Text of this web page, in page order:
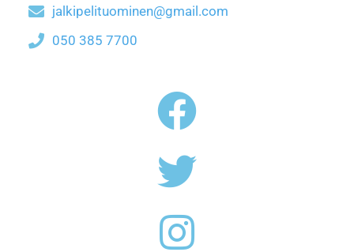
jalkipelituominen@gmail.com
050 385 7700